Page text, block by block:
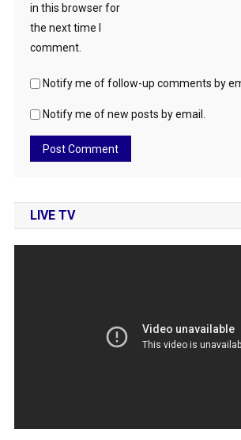
in this browser for
the next time I
comment.
Notify me of follow-up comments by
Notify me of new posts by email.
LIVE TV